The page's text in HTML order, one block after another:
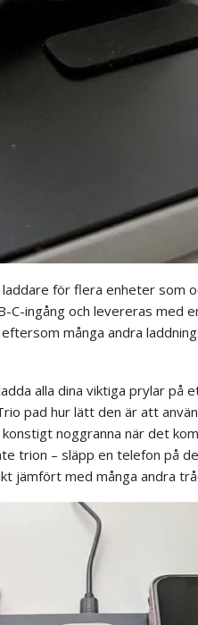
för flera enheter som
C-ingång och levereras med
många andra
alla dina viktiga prylar på
pad hur lätt den är att
noggranna när det
trion – släpp en telefon på
jämfört med många andra